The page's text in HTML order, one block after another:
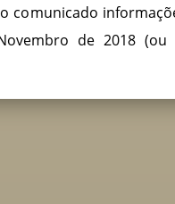
comunicado
de 2018